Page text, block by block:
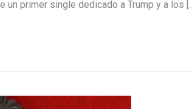
un primer single dedicado a Trump y a los